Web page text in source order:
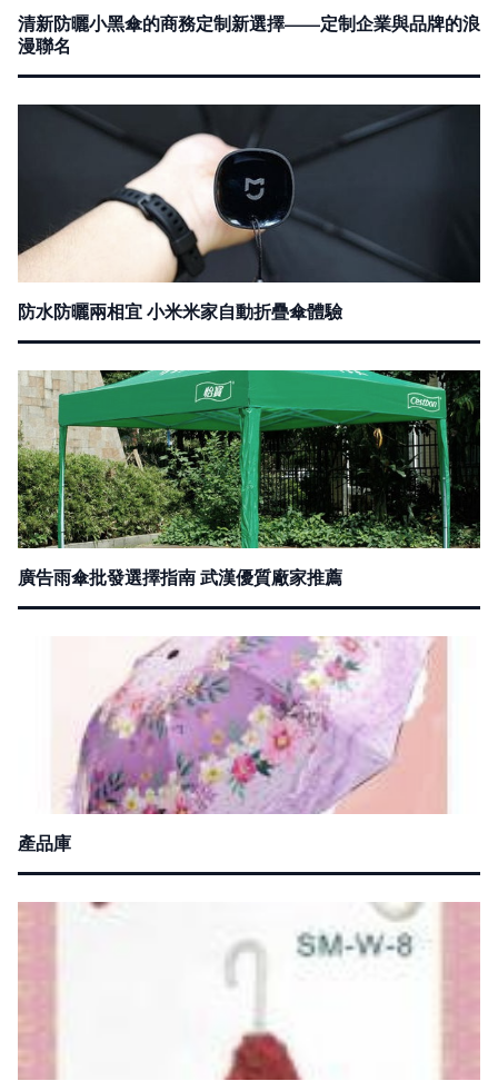
清新防曬小黑傘的商務定制新選擇——定制企業與品牌的浪
漫聯名
防水防曬兩相宜 小米米家自動折疊傘體驗
廣告雨傘批發選擇指南 武漢優質廠家推薦
產品庫